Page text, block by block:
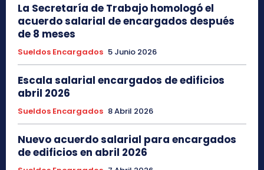
La Secretaría de Trabajo homologó el
acuerdo salarial de encargados después
de 8 meses
Sueldos Encargados 5 Junio 2026
Escala salarial encargados de edificios
abril 2026
Sueldos Encargados 8 Abril 2026
Nuevo acuerdo salarial para encargados
de edificios en abril 2026